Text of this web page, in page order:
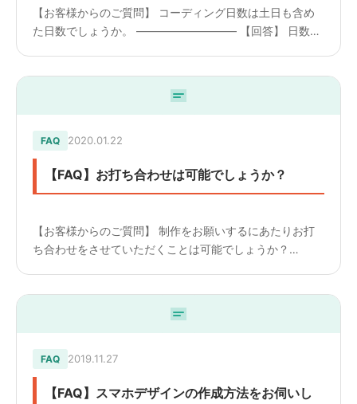
【お客様からのご質問】 コーディング日数は土日も含め
た日数でしょうか。 ————————— 【回答】 日数は
FAQ 2020.01.22
【FAQ】お打ち合わせは可能でしょうか？
【お客様からのご質問】 制作をお願いするにあたりお打
ち合わせをさせていただくことは可能でしょうか？
FAQ 2019.11.27
【FAQ】スマホデザインの作成方法をお伺いし